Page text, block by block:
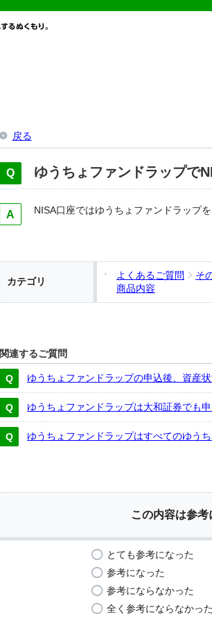
戻る
ゆうちょファンドラップで
NISA口座ではゆうちょファンドラップ
カテゴリ
よくあるご質問 そ
商品内容
関連するご質問
ゆうちょファンドラップの申込後、資産
ゆうちょファンドラップは大和証券でも
ゆうちょファンドラップはすべてのゆう
この内容は参考
とても参考になった
参考になった
参考にならなかった
全く参考にならなかった